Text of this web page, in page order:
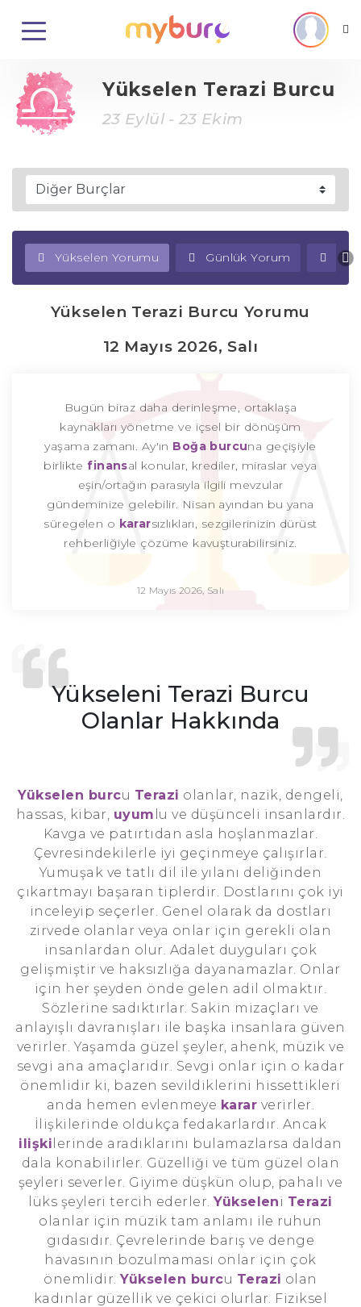
Yükselen Terazi Burcu
23 Eylül - 23 Ekim
Yükselen Yorumu Günlük Yorum
Yükselen Terazi Burcu Yorumu
12 Mayıs 2026, Salı
Bugün biraz daha derinleşme, ortaklaşa
kaynakları yönetme ve içsel bir dönüşüm
yaşama zamanı. Ay'ın Boğa burcuna geçişiyle
birliktefinansal konular, krediler, miraslar veya
eşin/ortağın parasıyla ilgili mevzular
gündeminize gelebilir. Nisan ayından bu yana
süregelen o kararsızlıkları, sezgilerinizin dürüst
rehberliğiyle çözüme kavuşturabilirsiniz.
12 Mayıs 2026, Salı
Yükseleni Terazi Burcu
Olanlar Hakkında
Yükselen burcu Terazi olanlar, nazik, dengeli,
hassas, kibar, uyum lu ve düşünceli insanlardır.
Kavga ve patırtıdan asla hoşlanmazlar.
Çevresindekilerle iyi geçinmeye çalışırlar.
Yumuşak ve tatlı dil ile yılanı deliğinden
çıkartmayı başaran tiplerdir. Dostlarını çok iyi
inceleyip seçerler. Genel olarak da dostları
zirvede olanlar veya onlar için gerekli olan
insanlardan olur. Adalet duyguları çok
gelişmiştir ve haksızlığa dayanamazlar. Onlar
için her şeyden önde gelen adil olmaktır.
Sözlerine sadıktırlar. Sakin mizaçları ve
anlayışlı davranışları ile başka insanlara güven
verirler. Yaşamda güzel şeyler, ahenk, müzik ve
sevgi ana amaçlarıdır. Sevgi onlar için o kadar
önemlidir ki, bazen sevildiklerini hissettikleri
anda hemen evlenmeye karar verirler.
İlişkilerinde oldukça fedakarlardır. Ancak
ilişki lerinde aradıklarını bulamazlarsa daldan
dala konabilirler. Güzelliği ve tüm güzel olan
şeyleri severler. Giyime düşkün olup, pahalı ve
lüks şeyleri tercih ederler.Yükseleni Terazi
olanlar için müzik tam anlamı ile ruhun
gıdasıdır. Çevrelerinde barış ve denge
havasının bozulmaması onlar için çok
önemlidir.Yükselen burcu Terazi olan
kadınlar güzellik ve çekici olurlar. Fiziksel